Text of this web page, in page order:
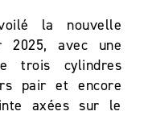
la nouvelle
2025, avec une
trois cylindres
pair et encore
axées sur le